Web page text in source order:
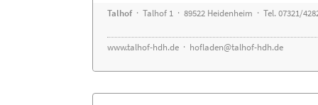
Talhof· Talhof 1 · 89522 Heidenheim · Tel. 07321/
www.talhof-hdh.de · hofladen@talhof-hdh.de